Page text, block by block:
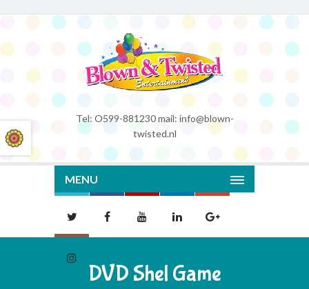
Tel: O599-881230 mail: info@blown-
twisted.nl
MENU
DVD Shel Game